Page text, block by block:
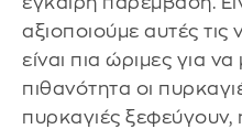
αξιοποιούμε αυτές τις
είναι πια ώριμες για
πιθανότητα οι
πυρκαγιές ξεφεύγουν,